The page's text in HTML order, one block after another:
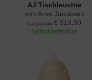
AJ Tischleuchte
von Arne Jacobsen
€ 1.070,00 € 915,00
Sofort lieferbar